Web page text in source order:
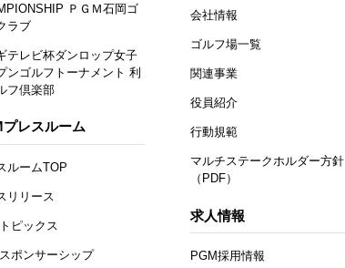
ＰＧＭ石岡ゴ
ラブ
テレビ杯ダンロップ女子
ンゴルフトーナメント 利
フ倶楽部
プレスルーム
ルームTOP
リリース
ピックス
ポンサーシップ
会社情報
ゴルフ場一覧
関連事業
役員紹介
行動規範
マルチステークホルダー方針
（PDF）
求人情報
PGM採用情報